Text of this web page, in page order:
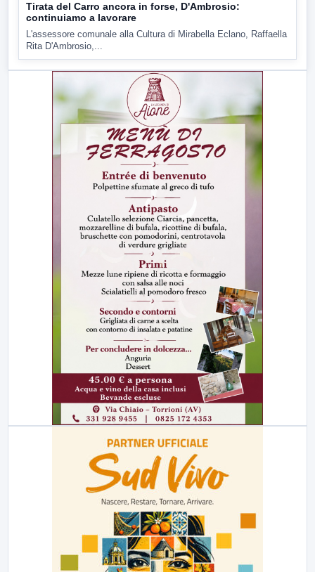
Tirata del Carro ancora in forse, D'Ambrosio:
continuiamo a lavorare
L'assessore comunale alla Cultura di Mirabella Eclano, Raffaella
Rita D'Ambrosio,...